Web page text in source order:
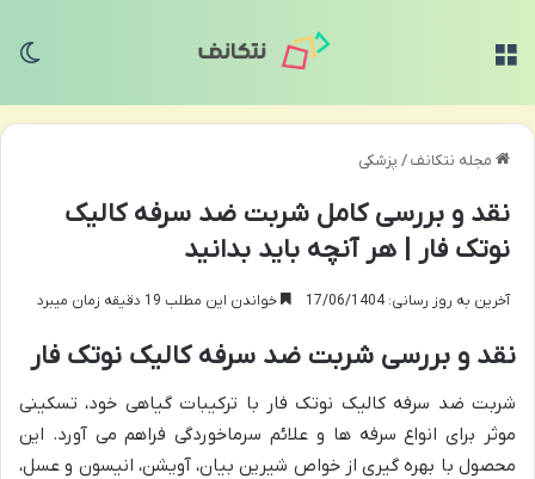
مجله نتکانف/ پزشکی
نقد و بررسی کامل شربت ضد سرفه کالیک
نوتک فار | هر آنچه باید بدانید
آخرین به روز رسانی: 17/06/1404 خواندن این مطلب 19 دقیقه زمان میبرد
نقد و بررسی شربت ضد سرفه کالیک نوتک فار
شربت ضد سرفه کالیک نوتک فار با ترکیبات گیاهی خود، تسکینی
موثر برای انواع سرفه ها و علائم سرماخوردگی فراهم می آورد. این
محصول با بهره گیری از خواص شیرین بیان، آویشن، انیسون و عسل،